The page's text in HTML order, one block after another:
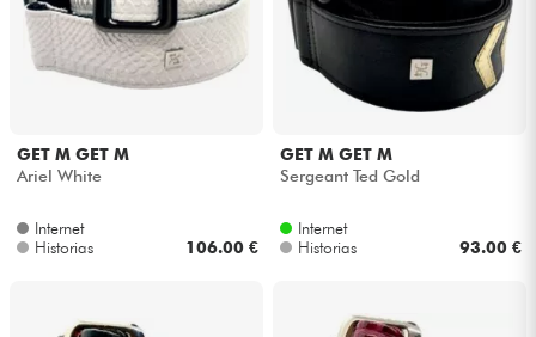
GET M GET M
Ariel White
Internet
Historias
106.00 €
GET M GET M
Sergeant Ted Gold
Internet
Historias
93.00 €